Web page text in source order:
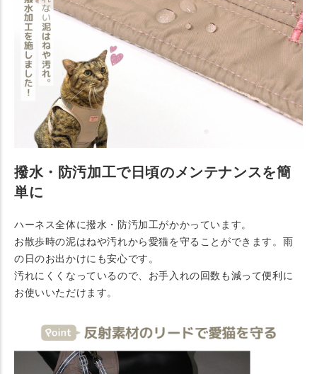
撥水・防汚加工で日頃のメンテナンスを簡
単に
ハーネス全体に撥水・防汚加工がかかっています。
お散歩時の泥はねや汚れから愛猫を守ることができます。雨
の日のお出かけにも安心です。
汚れにくくなっているので、お手入れの回数も減って便利に
お使いいただけます。